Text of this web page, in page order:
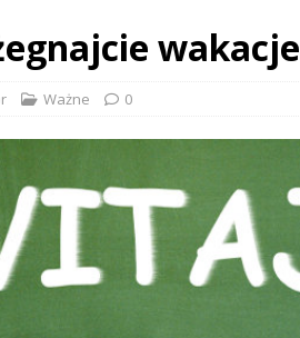
wakacje
Ważne 0